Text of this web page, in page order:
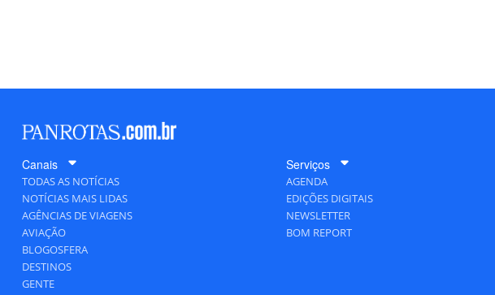
Canais
TODAS AS NOTÍCIAS
NOTÍCIAS MAIS LIDAS
AGÊNCIAS DE VIAGENS
AVIAÇÃO
BLOGOSFERA
DESTINOS
GENTE
Serviços
AGENDA
EDIÇÕES DIGITAIS
NEWSLETTER
BOM REPORT